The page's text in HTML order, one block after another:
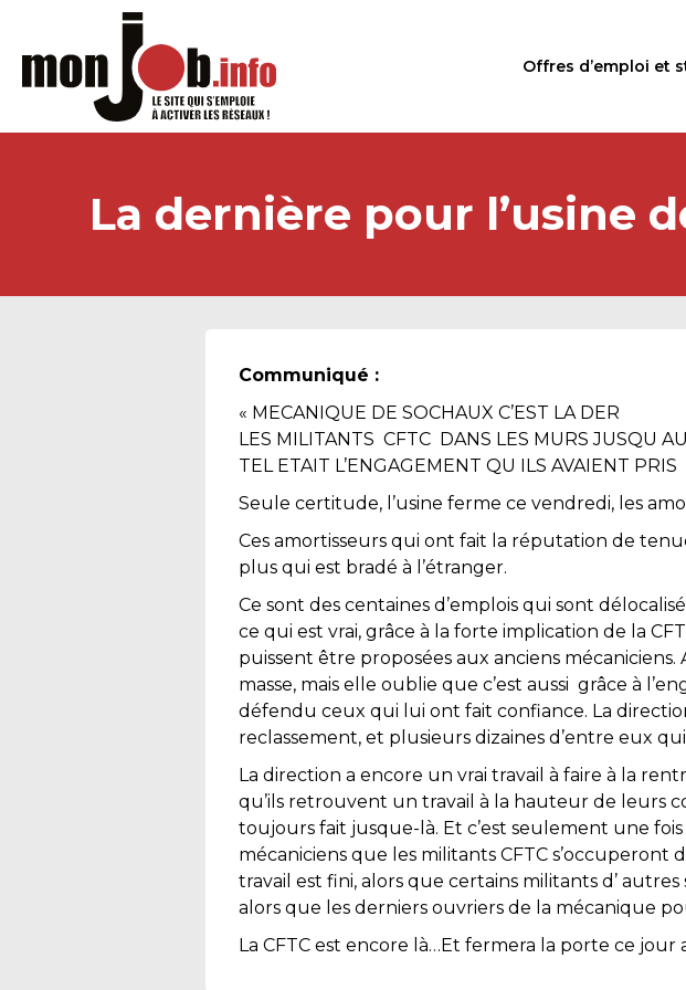
Offres d’emploi et
La dernière pour l’usine
Communiqué :
« MECANIQUE DE SOCHAUX C’EST LA DER
LES MILITANTS CFTC DANS LES MURS JUSQU
TEL ETAIT L’ENGAGEMENT QU ILS AVAIENT PRIS
Seule certitude, l’usine ferme ce vendredi, les
Ces amortisseurs qui ont fait la réputation de
plus qui est bradé à l’étranger.
Ce sont des centaines d’emplois qui sont
ce qui est vrai, grâce à la forte implication de la
puissent être proposées aux anciens
masse, mais elle oublie que c’est aussi grâce à
défendu ceux qui lui ont fait confiance. La
reclassement, et plusieurs dizaines d’entre eux
La direction a encore un vrai travail à faire à la
qu’ils retrouvent un travail à la hauteur de leurs
toujours fait jusque-là. Et c’est seulement une
mécaniciens que les militants CFTC
travail est fini, alors que certains militants d’
alors que les derniers ouvriers de la mécanique
La CFTC est encore là…Et fermera la porte ce jour